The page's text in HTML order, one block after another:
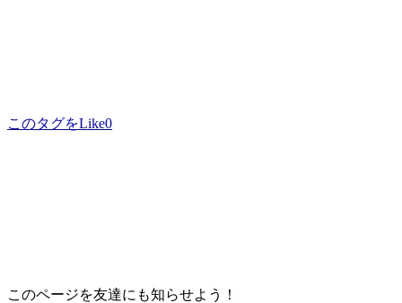
このタグをLike0
このページを友達にも知らせよう！